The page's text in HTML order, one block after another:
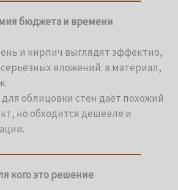
бюджета и времени
и кирпич выглядят эффектно,
вложений: в материал,
облицовки стен даёт похожий
но обходится дешевле и
кого это решение